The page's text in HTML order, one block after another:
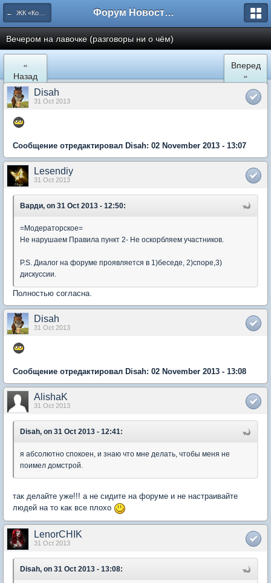
← ЖК «Комфортный КВАРТАЛ» Форум Новостройки
Вечером на лавочке (разговоры ни о чём)
«
Назад
Вперед
»
Disah
31 Oct 2013
Сообщение отредактировал Disah: 02 November 2013 - 13:07
Lesendiy
31 Oct 2013
Варди, on 31 Oct 2013 - 12:50:
=Модераторское=
Не нарушаем Правила пункт 2- Не оскорбляем участников.
P.S. Диалог на форуме проявляется в 1)беседе, 2)споре,3)
дискуссии.
Полностью согласна.
Disah
31 Oct 2013
Сообщение отредактировал Disah: 02 November 2013 - 13:08
AlishaK
31 Oct 2013
Disah, on 31 Oct 2013 - 12:41:
я абсолютно спокоен, и знаю что мне делать, чтобы меня не
поимел домстрой.
так делайте уже!!! а не сидите на форуме и не настраивайте
людей на то как все плохо
LenorCHIK
31 Oct 2013
Disah, on 31 Oct 2013 - 13:08: